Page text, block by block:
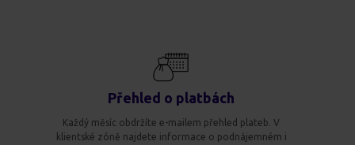
Přehled o platbách
Každý měsíc obdržíte e-mailem přehled plateb. V
klientské zóně najdete informace o podnájemném i